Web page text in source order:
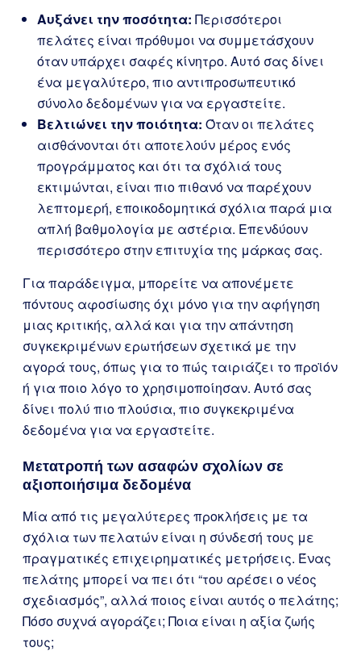
Αυξάνει την ποσότητα: Περισσότεροι
πελάτες είναι πρόθυμοι να συμμετάσχουν
όταν υπάρχει σαφές κίνητρο. Αυτό σας δίνει
ένα μεγαλύτερο, πιο αντιπροσωπευτικό
σύνολο δεδομένων για να εργαστείτε.
Βελτιώνει την ποιότητα: Όταν οι πελάτες
αισθάνονται ότι αποτελούν μέρος ενός
προγράμματος και ότι τα σχόλιά τους
εκτιμώνται, είναι πιο πιθανό να παρέχουν
λεπτομερή, εποικοδομητικά σχόλια παρά μια
απλή βαθμολογία με αστέρια. Επενδύουν
περισσότερο στην επιτυχία της μάρκας σας.
Για παράδειγμα, μπορείτε να απονέμετε
πόντους αφοσίωσης όχι μόνο για την αφήγηση
μιας κριτικής, αλλά και για την απάντηση
συγκεκριμένων ερωτήσεων σχετικά με την
αγορά τους, όπως για το πώς ταιριάζει το προϊόν
ή για ποιο λόγο το χρησιμοποίησαν. Αυτό σας
δίνει πολύ πιο πλούσια, πιο συγκεκριμένα
δεδομένα για να εργαστείτε.
Μετατροπή των ασαφών σχολίων σε
αξιοποιήσιμα δεδομένα
Μία από τις μεγαλύτερες προκλήσεις με τα
σχόλια των πελατών είναι η σύνδεσή τους με
πραγματικές επιχειρηματικές μετρήσεις. Ένας
πελάτης μπορεί να πει ότι “του αρέσει ο νέος
σχεδιασμός”, αλλά ποιος είναι αυτός ο πελάτης;
Πόσο συχνά αγοράζει; Ποια είναι η αξία ζωής
τους;